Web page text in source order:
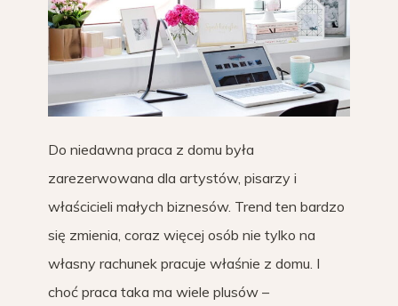
Do niedawna praca z domu była
zarezerwowana dla artystów, pisarzy i
właścicieli małych biznesów. Trend ten bardzo
się zmienia, coraz więcej osób nie tylko na
własny rachunek pracuje właśnie z domu. I
choć praca taka ma wiele plusów –